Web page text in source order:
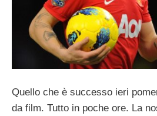
Quello che è successo ieri
da film. Tutto in poche ore. La